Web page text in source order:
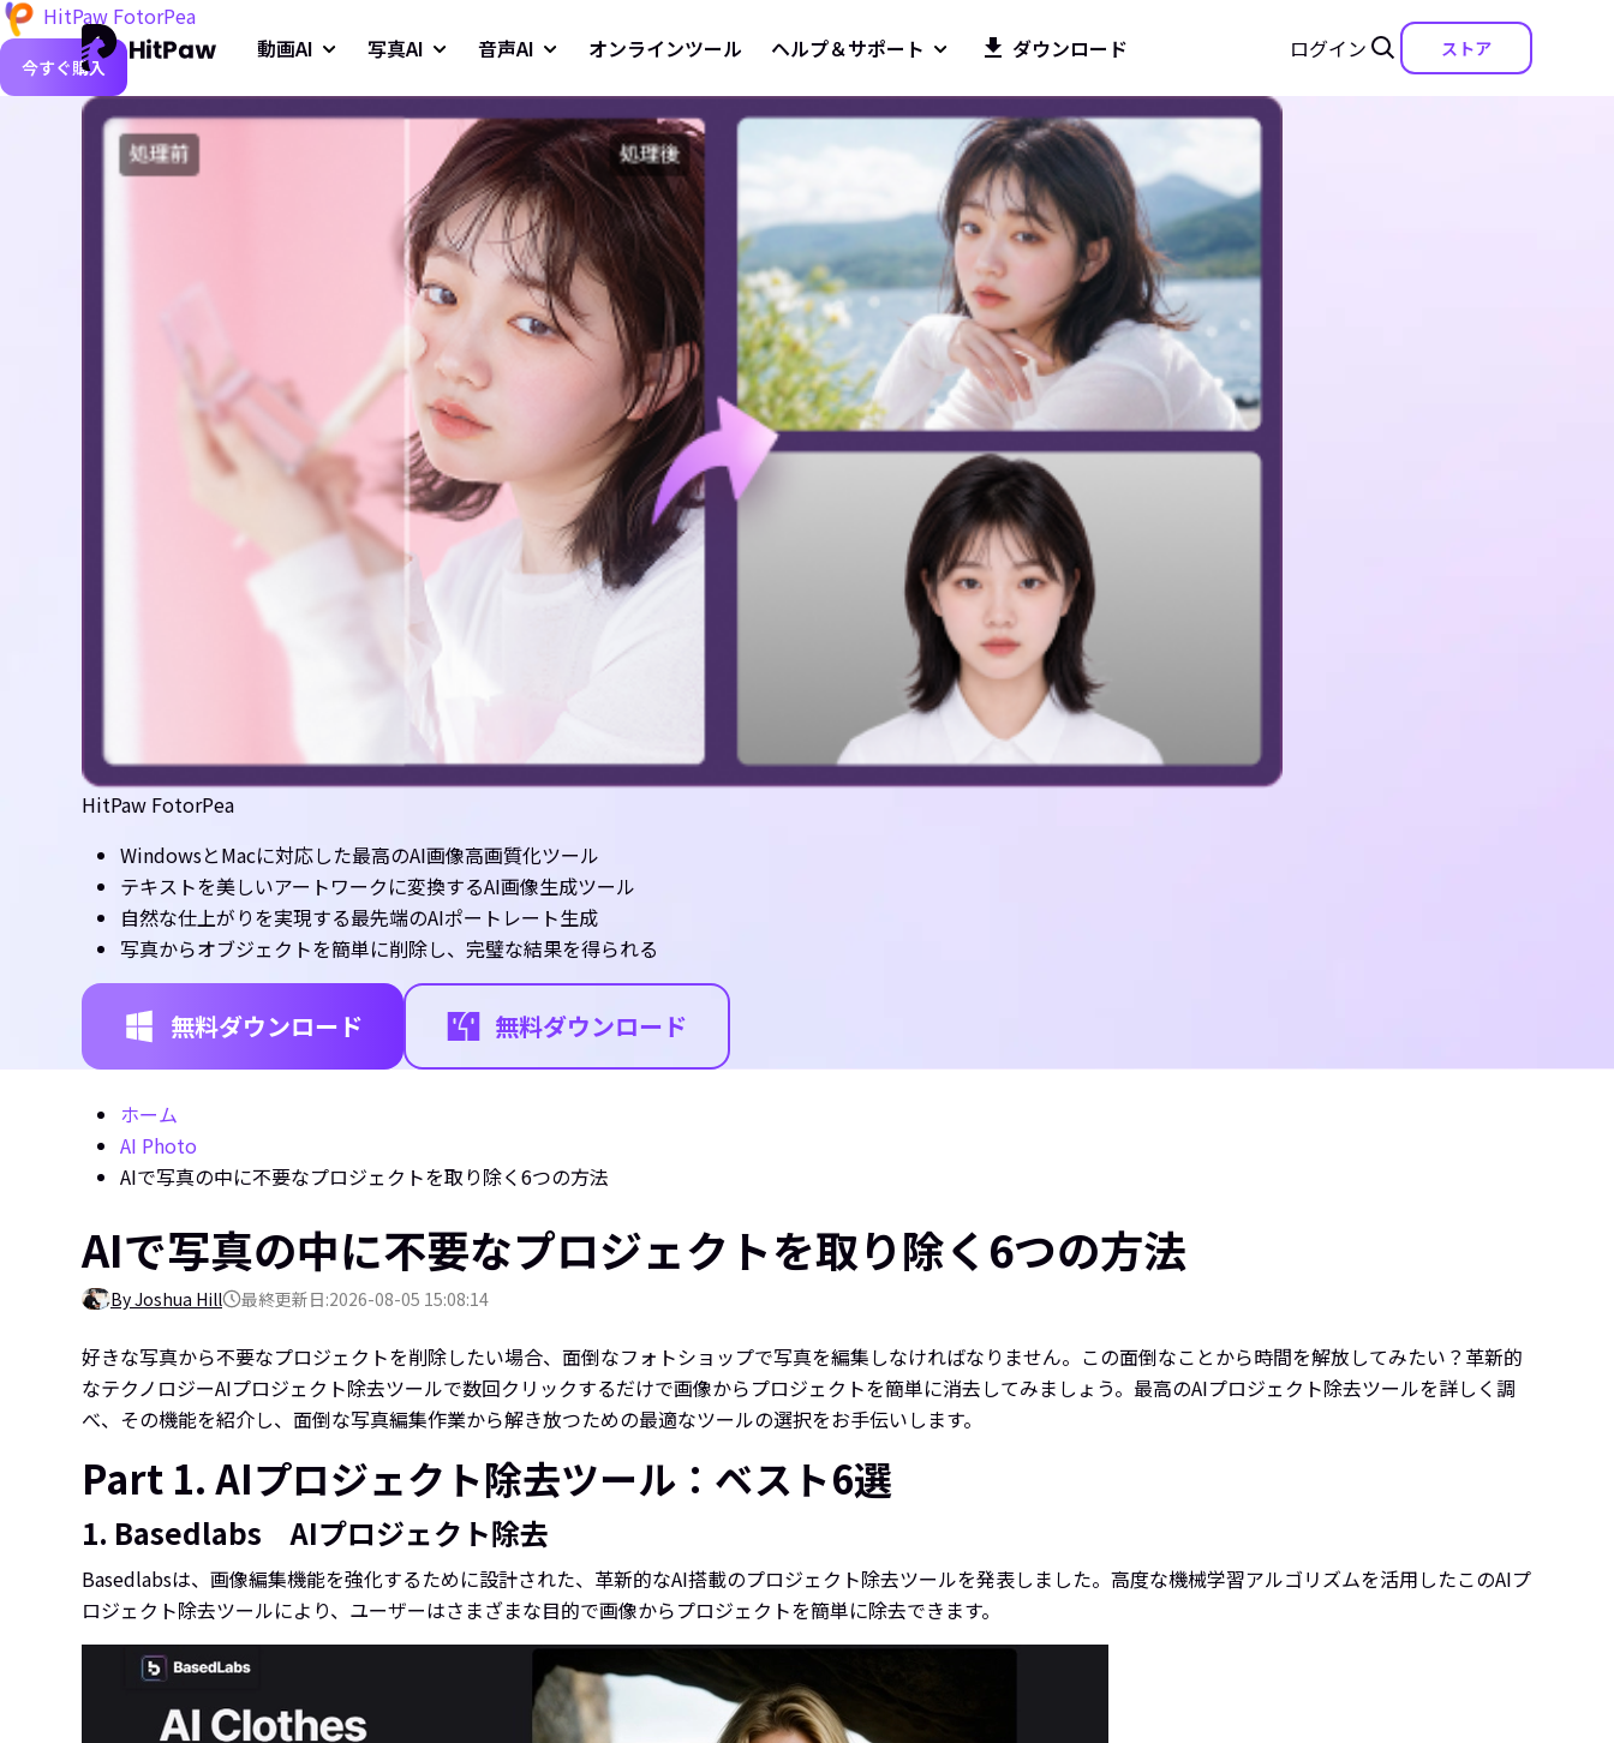
ログイン ストア
動画AI 写真AI 音声AI オンラインツール ヘルプ＆サポート ダウンロード
HitPaw FotorPea
今すぐ購入
HitPaw FotorPea
WindowsとMacに対応した最高のAI画像高画質化ツール
テキストを美しいアートワークに変換するAI画像生成ツール
自然な仕上がりを実現する最先端のAIポートレート生成
写真からオブジェクトを簡単に削除し、完璧な結果を得られる
無料ダウンロード 無料ダウンロード
ホーム
AI Photo
AIで写真の中に不要なプロジェクトを取り除く6つの方法
AIで写真の中に不要なプロジェクトを取り除く6つの方法
By Joshua Hill 最終更新日:2026-08-05 15:08:14
好きな写真から不要なプロジェクトを削除したい場合、面倒なフォトショップで写真を編集しなければなりません。この面倒なことから時間を解放してみたい？革新的
なテクノロジーAIプロジェクト除去ツールで数回クリックするだけで画像からプロジェクトを簡単に消去してみましょう。最高のAIプロジェクト除去ツールを詳しく調
べ、その機能を紹介し、面倒な写真編集作業から解き放つための最適なツールの選択をお手伝いします。
Part 1. AIプロジェクト除去ツール：ベスト6選
1. Basedlabs AIプロジェクト除去
Basedlabsは、画像編集機能を強化するために設計された、革新的なAI搭載のプロジェクト除去ツールを発表しました。高度な機械学習アルゴリズムを活用したこのAIプ
ロジェクト除去ツールにより、ユーザーはさまざまな目的で画像からプロジェクトを簡単に除去できます。